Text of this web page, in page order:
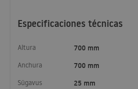
Especificaciones técnicas
Altura 700 mm
Anchura 700 mm
Sügavus 25 mm